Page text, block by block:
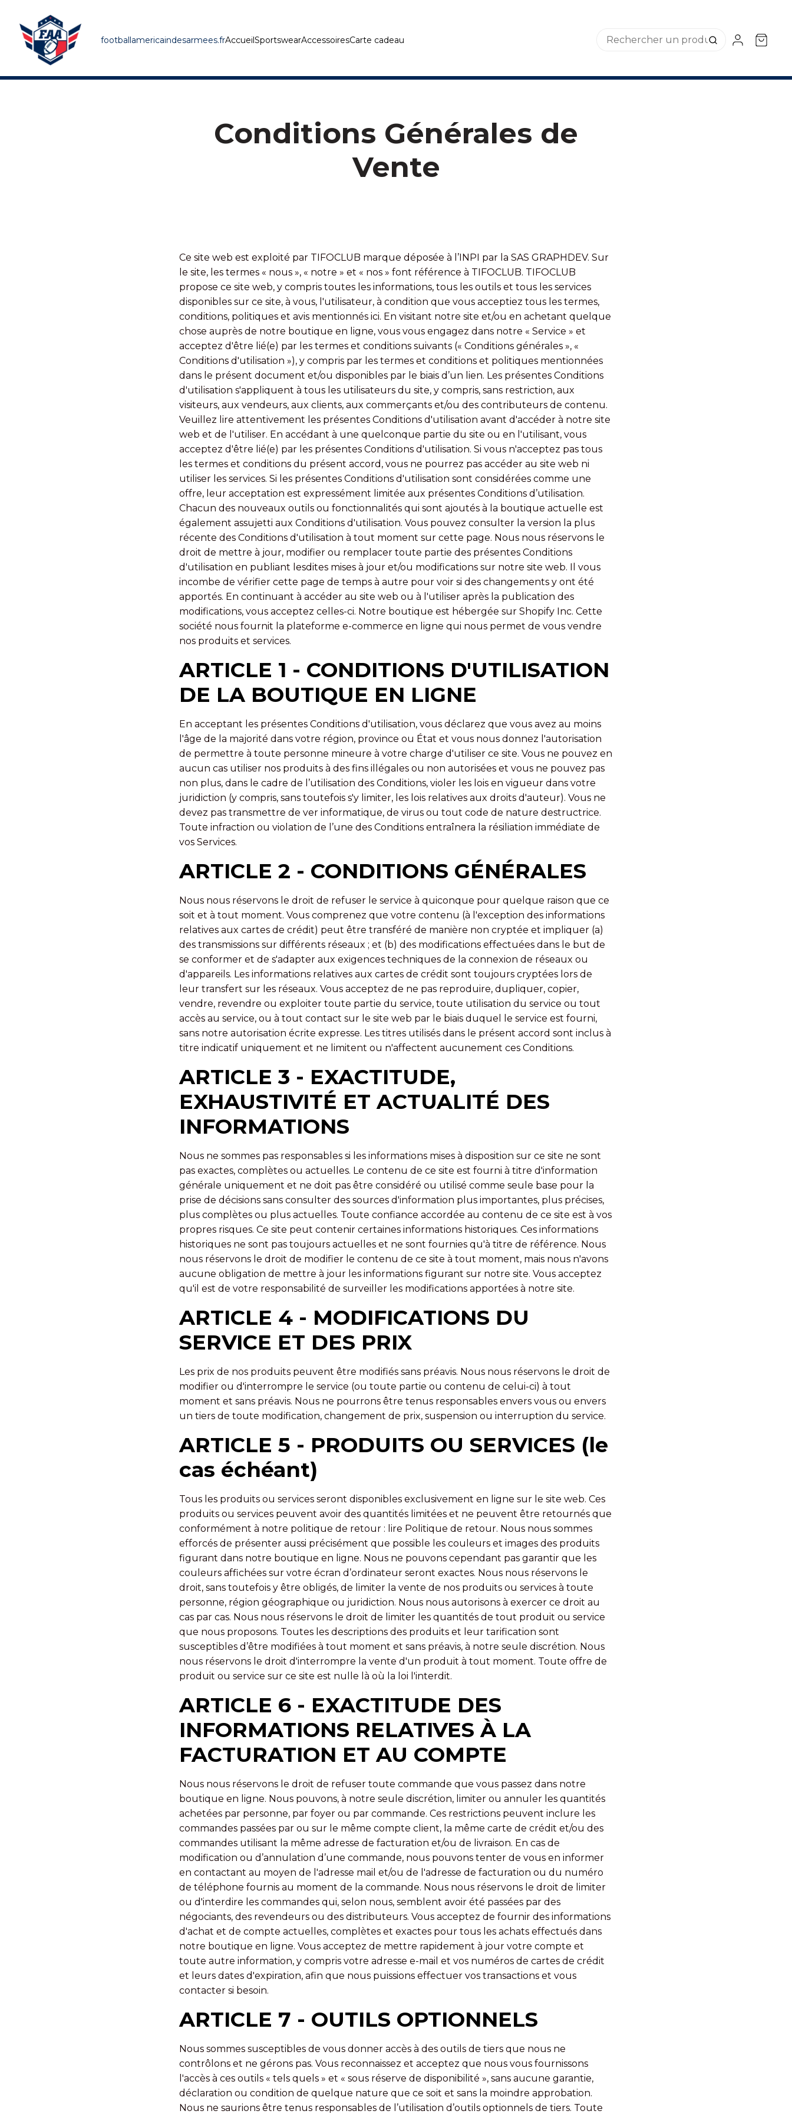
footballamericaindesarmees.frAccueilSportswearAccessoiresCarte cadeau
Conditions Générales de
Vente
Ce site web est exploité par TIFOCLUB marque déposée à l’INPI par la SAS GRAPHDEV. Sur
le site, les termes « nous », « notre » et « nos » font référence à TIFOCLUB. TIFOCLUB
propose ce site web, y compris toutes les informations, tous les outils et tous les services
disponibles sur ce site, à vous, l'utilisateur, à condition que vous acceptiez tous les termes,
conditions, politiques et avis mentionnés ici. En visitant notre site et/ou en achetant quelque
chose auprès de notre boutique en ligne, vous vous engagez dans notre « Service » et
acceptez d'être lié(e) par les termes et conditions suivants (« Conditions générales », «
Conditions d'utilisation »), y compris par les termes et conditions et politiques mentionnées
dans le présent document et/ou disponibles par le biais d’un lien. Les présentes Conditions
d'utilisation s'appliquent à tous les utilisateurs du site, y compris, sans restriction, aux
visiteurs, aux vendeurs, aux clients, aux commerçants et/ou des contributeurs de contenu.
Veuillez lire attentivement les présentes Conditions d'utilisation avant d'accéder à notre site
web et de l'utiliser. En accédant à une quelconque partie du site ou en l'utilisant, vous
acceptez d'être lié(e) par les présentes Conditions d'utilisation. Si vous n'acceptez pas tous
les termes et conditions du présent accord, vous ne pourrez pas accéder au site web ni
utiliser les services. Si les présentes Conditions d'utilisation sont considérées comme une
offre, leur acceptation est expressément limitée aux présentes Conditions d’utilisation.
Chacun des nouveaux outils ou fonctionnalités qui sont ajoutés à la boutique actuelle est
également assujetti aux Conditions d'utilisation. Vous pouvez consulter la version la plus
récente des Conditions d'utilisation à tout moment sur cette page. Nous nous réservons le
droit de mettre à jour, modifier ou remplacer toute partie des présentes Conditions
d'utilisation en publiant lesdites mises à jour et/ou modifications sur notre site web. Il vous
incombe de vérifier cette page de temps à autre pour voir si des changements y ont été
apportés. En continuant à accéder au site web ou à l'utiliser après la publication des
modifications, vous acceptez celles-ci. Notre boutique est hébergée sur Shopify Inc. Cette
société nous fournit la plateforme e-commerce en ligne qui nous permet de vous vendre
nos produits et services.
ARTICLE 1 - CONDITIONS D'UTILISATION
DE LA BOUTIQUE EN LIGNE
En acceptant les présentes Conditions d'utilisation, vous déclarez que vous avez au moins
l'âge de la majorité dans votre région, province ou État et vous nous donnez l'autorisation
de permettre à toute personne mineure à votre charge d'utiliser ce site. Vous ne pouvez en
aucun cas utiliser nos produits à des fins illégales ou non autorisées et vous ne pouvez pas
non plus, dans le cadre de l’utilisation des Conditions, violer les lois en vigueur dans votre
juridiction (y compris, sans toutefois s'y limiter, les lois relatives aux droits d'auteur). Vous ne
devez pas transmettre de ver informatique, de virus ou tout code de nature destructrice.
Toute infraction ou violation de l’une des Conditions entraînera la résiliation immédiate de
vos Services.
ARTICLE 2 - CONDITIONS GÉNÉRALES
Nous nous réservons le droit de refuser le service à quiconque pour quelque raison que ce
soit et à tout moment. Vous comprenez que votre contenu (à l'exception des informations
relatives aux cartes de crédit) peut être transféré de manière non cryptée et impliquer (a)
des transmissions sur différents réseaux ; et (b) des modifications effectuées dans le but de
se conformer et de s'adapter aux exigences techniques de la connexion de réseaux ou
d'appareils. Les informations relatives aux cartes de crédit sont toujours cryptées lors de
leur transfert sur les réseaux. Vous acceptez de ne pas reproduire, dupliquer, copier,
vendre, revendre ou exploiter toute partie du service, toute utilisation du service ou tout
accès au service, ou à tout contact sur le site web par le biais duquel le service est fourni,
sans notre autorisation écrite expresse. Les titres utilisés dans le présent accord sont inclus à
titre indicatif uniquement et ne limitent ou n'affectent aucunement ces Conditions.
ARTICLE 3 - EXACTITUDE,
EXHAUSTIVITÉ ET ACTUALITÉ DES
INFORMATIONS
Nous ne sommes pas responsables si les informations mises à disposition sur ce site ne sont
pas exactes, complètes ou actuelles. Le contenu de ce site est fourni à titre d'information
générale uniquement et ne doit pas être considéré ou utilisé comme seule base pour la
prise de décisions sans consulter des sources d'information plus importantes, plus précises,
plus complètes ou plus actuelles. Toute confiance accordée au contenu de ce site est à vos
propres risques. Ce site peut contenir certaines informations historiques. Ces informations
historiques ne sont pas toujours actuelles et ne sont fournies qu'à titre de référence. Nous
nous réservons le droit de modifier le contenu de ce site à tout moment, mais nous n'avons
aucune obligation de mettre à jour les informations figurant sur notre site. Vous acceptez
qu'il est de votre responsabilité de surveiller les modifications apportées à notre site.
ARTICLE 4 - MODIFICATIONS DU
SERVICE ET DES PRIX
Les prix de nos produits peuvent être modifiés sans préavis. Nous nous réservons le droit de
modifier ou d'interrompre le service (ou toute partie ou contenu de celui-ci) à tout
moment et sans préavis. Nous ne pourrons être tenus responsables envers vous ou envers
un tiers de toute modification, changement de prix, suspension ou interruption du service.
ARTICLE 5 - PRODUITS OU SERVICES (le
cas échéant)
Tous les produits ou services seront disponibles exclusivement en ligne sur le site web. Ces
produits ou services peuvent avoir des quantités limitées et ne peuvent être retournés que
conformément à notre politique de retour : lire Politique de retour. Nous nous sommes
efforcés de présenter aussi précisément que possible les couleurs et images des produits
figurant dans notre boutique en ligne. Nous ne pouvons cependant pas garantir que les
couleurs affichées sur votre écran d’ordinateur seront exactes. Nous nous réservons le
droit, sans toutefois y être obligés, de limiter la vente de nos produits ou services à toute
personne, région géographique ou juridiction. Nous nous autorisons à exercer ce droit au
cas par cas. Nous nous réservons le droit de limiter les quantités de tout produit ou service
que nous proposons. Toutes les descriptions des produits et leur tarification sont
susceptibles d’être modifiées à tout moment et sans préavis, à notre seule discrétion. Nous
nous réservons le droit d'interrompre la vente d'un produit à tout moment. Toute offre de
produit ou service sur ce site est nulle là où la loi l'interdit.
ARTICLE 6 - EXACTITUDE DES
INFORMATIONS RELATIVES À LA
FACTURATION ET AU COMPTE
Nous nous réservons le droit de refuser toute commande que vous passez dans notre
boutique en ligne. Nous pouvons, à notre seule discrétion, limiter ou annuler les quantités
achetées par personne, par foyer ou par commande. Ces restrictions peuvent inclure les
commandes passées par ou sur le même compte client, la même carte de crédit et/ou des
commandes utilisant la même adresse de facturation et/ou de livraison. En cas de
modification ou d’annulation d’une commande, nous pouvons tenter de vous en informer
en contactant au moyen de l'adresse mail et/ou de l'adresse de facturation ou du numéro
de téléphone fournis au moment de la commande. Nous nous réservons le droit de limiter
ou d'interdire les commandes qui, selon nous, semblent avoir été passées par des
négociants, des revendeurs ou des distributeurs. Vous acceptez de fournir des informations
d'achat et de compte actuelles, complètes et exactes pour tous les achats effectués dans
notre boutique en ligne. Vous acceptez de mettre rapidement à jour votre compte et
toute autre information, y compris votre adresse e-mail et vos numéros de cartes de crédit
et leurs dates d'expiration, afin que nous puissions effectuer vos transactions et vous
contacter si besoin.
ARTICLE 7 - OUTILS OPTIONNELS
Nous sommes susceptibles de vous donner accès à des outils de tiers que nous ne
contrôlons et ne gérons pas. Vous reconnaissez et acceptez que nous vous fournissons
l'accès à ces outils « tels quels » et « sous réserve de disponibilité », sans aucune garantie,
déclaration ou condition de quelque nature que ce soit et sans la moindre approbation.
Nous ne saurions être tenus responsables de l’utilisation d’outils optionnels de tiers. Toute